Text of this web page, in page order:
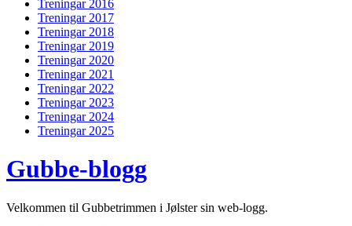
Treningar 2016
Treningar 2017
Treningar 2018
Treningar 2019
Treningar 2020
Treningar 2021
Treningar 2022
Treningar 2023
Treningar 2024
Treningar 2025
Gubbe-blogg
Velkommen til Gubbetrimmen i Jølster sin web-logg.